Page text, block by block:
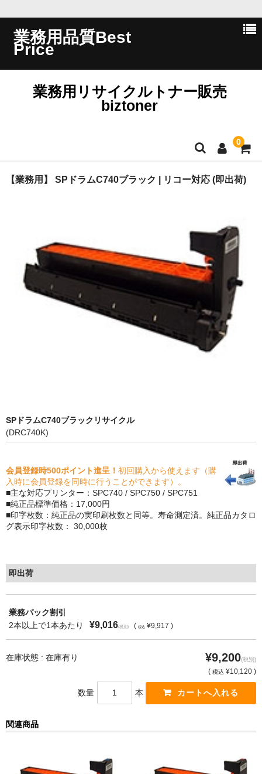
業務用品質Best
Price
業務用リサイクルトナー販売
biztoner
0
ホーム
問い合わせ
PrivacyPolicy
特定商取引法に基づく表示
貴社都合返品
購入ガイド
トナーの種類と比較
トナー再生の流れ
リサイクルトナーで経費削減
リサイクルトナーの評価
リサイクルトナーの選び方
印字枚数について
対応プリンターメーカー
なぜ業務用を選ぶべき？
【業務用】 SPドラムC740ブラック | リコー対応 (即出荷)
SPドラムC740ブラックリサイクル
(DRC740K)
会員登録時500ポイント進呈！ 初回購入から使えます（購
入時に会員登録を同時に行うことができます）。
■主な対応プリンター：SPC740 / SPC750 / SPC751
■純正品標準価格：17,000円
■印字枚数：純正品の実印刷枚数と同等。寿命測定済。純正品カタロ
グ表示印字枚数： 30,000枚
即出荷
業務パック割引
2本以上で1本あたり
¥9,016(税別) ( 税込 ¥9,917 )
在庫状態 : 在庫有り ¥9,200(税別)
( 税込 ¥10,120 )
数量 本
関連商品